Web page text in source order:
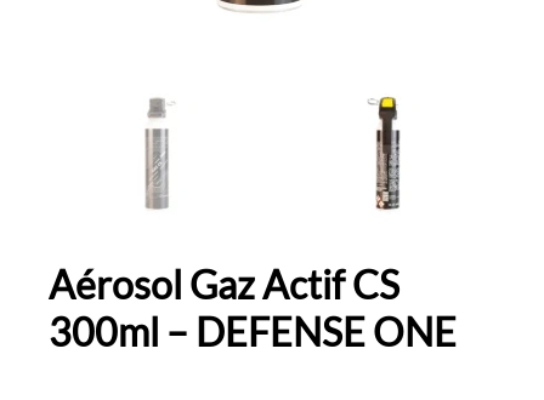
Aérosol Gaz Actif CS
300ml – DEFENSE ONE